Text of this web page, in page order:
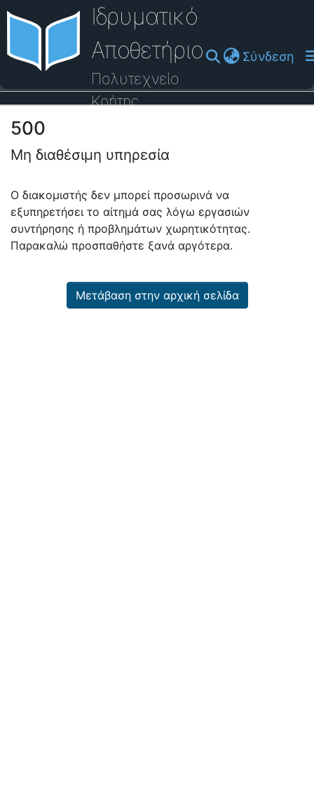
Ιδρυματικό
Αποθετήριο
Πολυτεχνείο
Κρήτης
Σύνδεση
Οδηγός Βοήθειας
500
Μη διαθέσιμη υπηρεσία
Ο διακομιστής δεν μπορεί προσωρινά να
εξυπηρετήσει το αίτημά σας λόγω εργασιών
συντήρησης ή προβλημάτων χωρητικότητας.
Παρακαλώ προσπαθήστε ξανά αργότερα.
Μετάβαση στην αρχική σελίδα